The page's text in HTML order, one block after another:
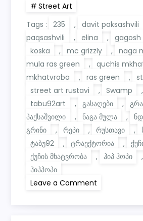
Street Art
Tags :
235 , davit paksashvili
paqsashvili
, elina , gagosh
koska
, mc grizzly , naga
mula ras green
, quchis
mkhatvroba
, ras green ,
street art rustavi
, Swamp ,
tabu92art
, გასაღები ,
პაქსაშვილი
, ნაგა მულა ,
გრინი
, რეპი , რუსთავი ,
ტაბუ92
, ტრაექტორია ,
ქუჩის მხატვრობა
, ჰიპ ჰოპი ,
ჰიპჰოპი
Leave a Comment
ტრაექტორია,